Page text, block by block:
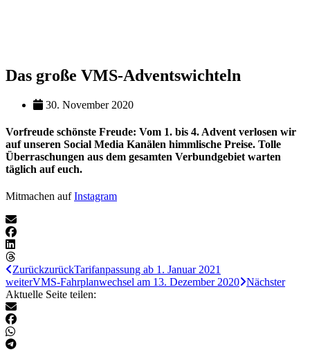
Das große VMS-Adventswichteln
30. November 2020
Vorfreude schönste Freude: Vom 1. bis 4. Advent verlosen wir
auf unseren Social Media Kanälen himmlische Preise. Tolle
Überraschungen aus dem gesamten Verbundgebiet warten
täglich auf euch.
Mitmachen aufInstagram
ZurückzurückTarifanpassung ab 1. Januar 2021
weiterVMS-Fahrplanwechsel am 13. Dezember 2020 Nächster
Aktuelle Seite teilen: